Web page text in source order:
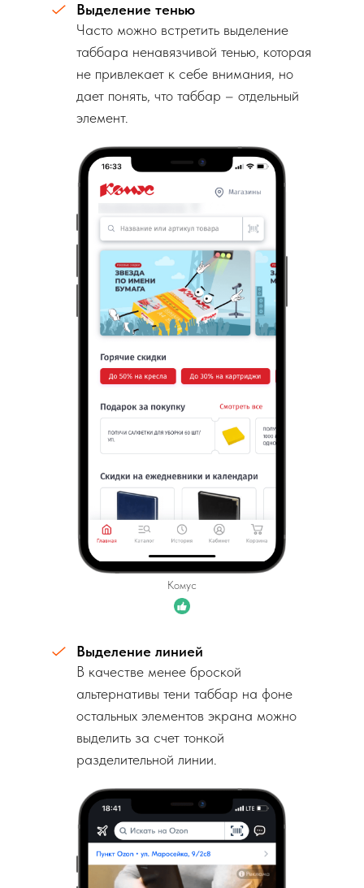
Выделение тенью
Часто можно встретить выделение
таббара ненавязчивой тенью, которая
не привлекает к себе внимания, но
дает понять, что таббар – отдельный
элемент.
Комус
Выделение линией
В качестве менее броской
альтернативы тени таббар на фоне
остальных элементов экрана можно
выделить за счет тонкой
разделительной линии.